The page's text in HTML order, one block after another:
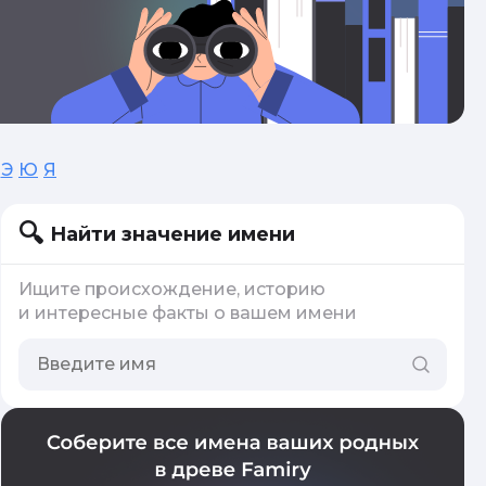
Э Ю Я
Найти значение имени
Ищите происхождение, историю
и интересные факты о вашем имени